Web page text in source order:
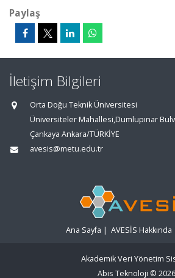
Paylaş
İletişim Bilgileri
Orta Doğu Teknik Üniversitesi
Üniversiteler Mahallesi,Dumlupınar
Çankaya Ankara/TÜRKİYE
avesis@metu.edu.tr
Ana Sayfa | AVESİS Hakkında
Akademik Veri Yönetim
Abis Teknoloji © 2026